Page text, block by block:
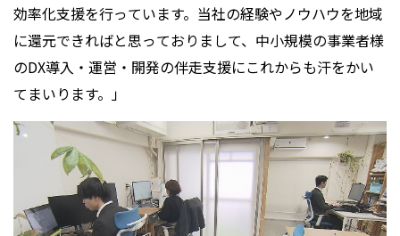
効率化支援を行っています。当社の経験やノウハウを地域
に還元できればと思っておりまして、中小規模の事業者様
のDX導入・運営・開発の伴走支援にこれからも汗をかい
てまいります。」